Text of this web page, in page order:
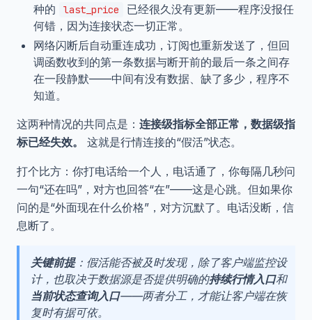
种的
last_price
已经很久没有更新——程序没报任
何错，因为连接状态一切正常。
网络闪断后自动重连成功，订阅也重新发送了，但回
调函数收到的第一条数据与断开前的最后一条之间存
在一段静默——中间有没有数据、缺了多少，程序不
知道。
这两种情况的共同点是： 连接级指标全部正常，数据级指
标已经失效。
这就是行情连接的“假活”状态。
打个比方：你打电话给一个人，电话通了，你每隔几秒问
一句“还在吗”，对方也回答“在”——这是心跳。但如果你
问的是“外面现在什么价格”，对方沉默了。电话没断，信
息断了。
关键前提：假活能否被及时发现，除了客户端监控设
计，也取决于数据源是否提供明确的持续行情入口和
当前状态查询入口——两者分工，才能让客户端在恢
复时有据可依。